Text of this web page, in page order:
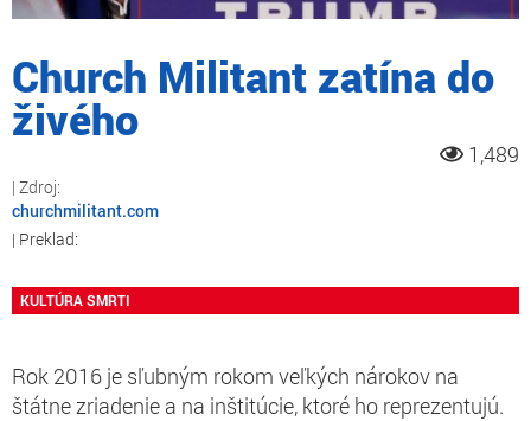
Church Militant zatína do
živého
1,489
churchmilitant.com
KULTÚRA SMRTI
Rok 2016 je sľubným rokom veľkých nárokov na
štátne zriadenie a na inštitúcie, ktoré ho reprezentujú.